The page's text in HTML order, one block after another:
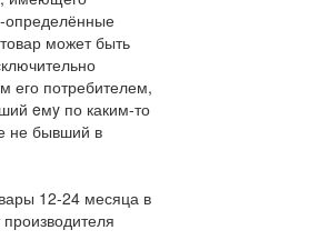
определённые
может быть
его потребителем,
eмy по каким-то
не бывший в
12-24 месяца в